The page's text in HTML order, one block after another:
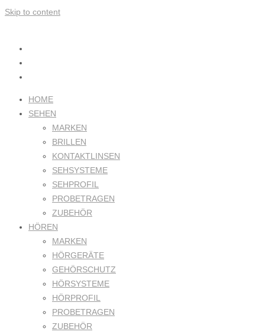
Skip to content
HOME
SEHEN
MARKEN
BRILLEN
KONTAKTLINSEN
SEHSYSTEME
SEHPROFIL
PROBETRAGEN
ZUBEHÖR
HÖREN
MARKEN
HÖRGERÄTE
GEHÖRSCHUTZ
HÖRSYSTEME
HÖRPROFIL
PROBETRAGEN
ZUBEHÖR